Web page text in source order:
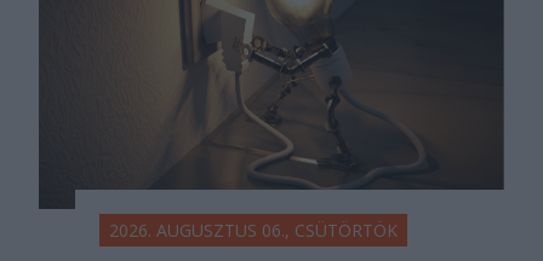
2026. AUGUSZTUS 06., CSÜTÖRTÖK